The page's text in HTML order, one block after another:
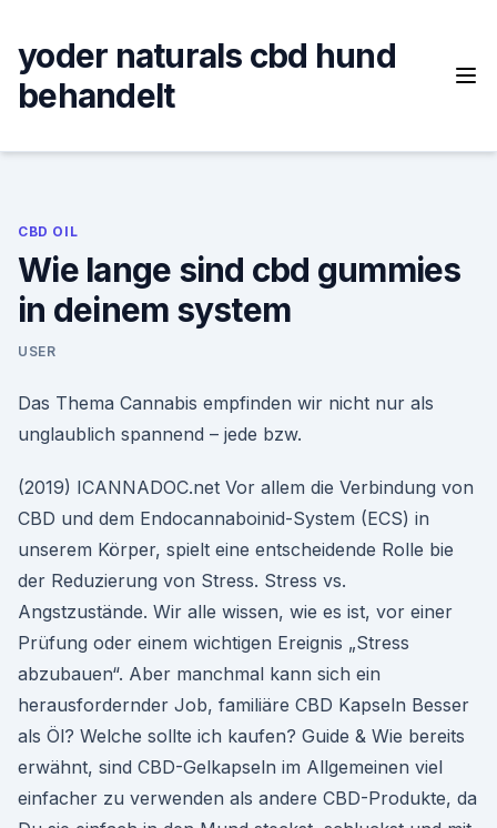
content
yoder naturals cbd hund
behandelt
CBD OIL
Wie lange sind cbd gummies
in deinem system
USER
Das Thema Cannabis empfinden wir nicht nur als
unglaublich spannend – jede bzw.
(2019) ICANNADOC.net Vor allem die Verbindung von
CBD und dem Endocannaboinid-System (ECS) in
unserem Körper, spielt eine entscheidende Rolle bie
der Reduzierung von Stress. Stress vs.
Angstzustände. Wir alle wissen, wie es ist, vor einer
Prüfung oder einem wichtigen Ereignis „Stress
abzubauen“. Aber manchmal kann sich ein
herausfordernder Job, familiäre CBD Kapseln Besser
als Öl? Welche sollte ich kaufen? Guide & Wie bereits
erwähnt, sind CBD-Gelkapseln im Allgemeinen viel
einfacher zu verwenden als andere CBD-Produkte, da